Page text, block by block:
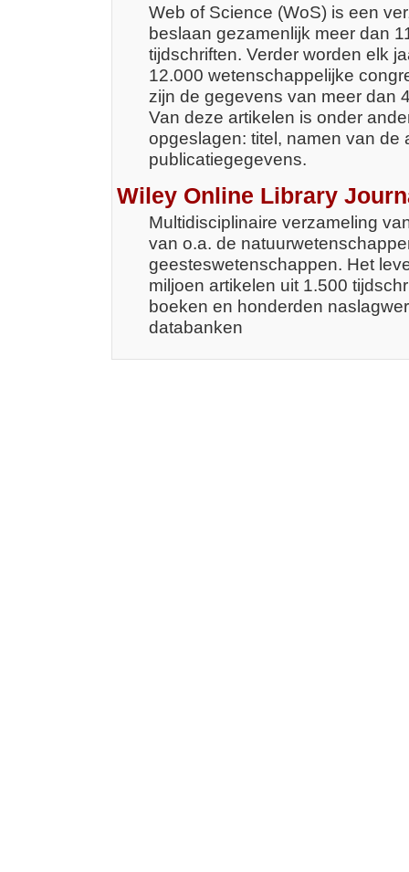
Web of Science (WoS) is een
beslaan gezamenlijk meer dan
tijdschriften. Verder worden elk
12.000 wetenschappelijke
zijn de gegevens van meer dan
Van deze artikelen is onder
opgeslagen: titel, namen van de
publicatiegegevens.
Wiley Online Library
Multidisciplinaire verzameling
van o.a. de
geesteswetenschappen. Het
miljoen artikelen uit 1.500
boeken en honderden
databanken